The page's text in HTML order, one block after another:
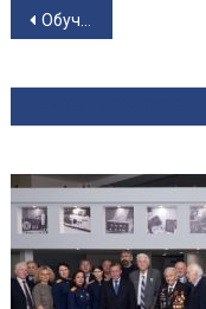
Обучение служением